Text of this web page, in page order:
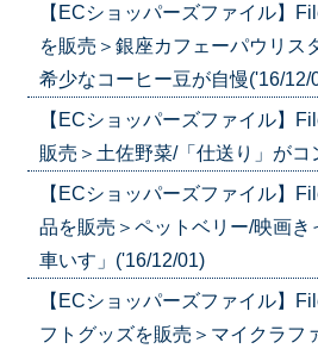
【ECショッパーズファイル】
を販売＞銀座カフェーパウリス
希少なコーヒー豆が自慢('16/12/
【ECショッパーズファイル】
販売＞土佐野菜/「仕送り」がコ
【ECショッパーズファイル】
品を販売＞ペットベリー/映画き
車いす」('16/12/01)
【ECショッパーズファイル】
フトグッズを販売＞マイクラフ